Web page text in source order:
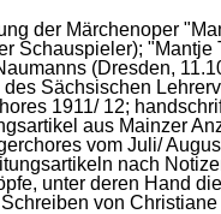
der Märchenoper"
Schauspieler); "Mantje
(Dresden,
des Sächsischen
1911/12;
aus Mainzer
vom Juli/
nach
unter deren Hand die
Schreiben von Christiane